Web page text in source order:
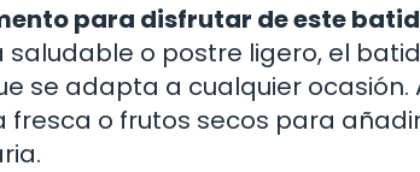
para disfrutar de este
o postre ligero, el
se adapta a cualquier ocasión.
o frutos secos para